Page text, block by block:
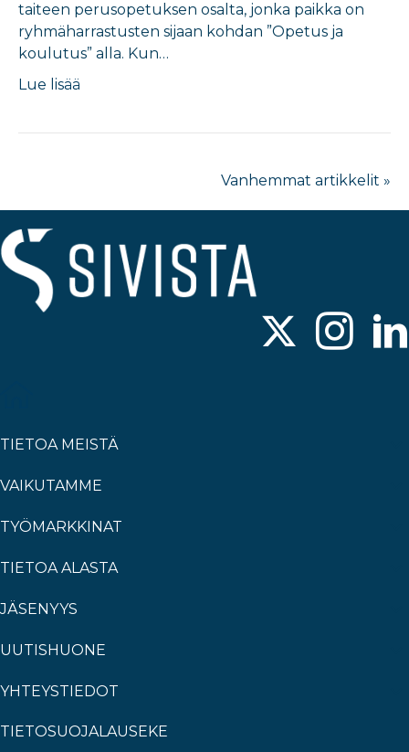
taiteen perusopetuksen osalta, jonka paikka on
ryhmäharrastusten sijaan kohdan ”Opetus ja
koulutus” alla. Kun…
Lue lisää
Vanhemmat artikkelit »
TIETOA MEISTÄ
VAIKUTAMME
TYÖMARKKINAT
TIETOA ALASTA
JÄSENYYS
UUTISHUONE
YHTEYSTIEDOT
TIETOSUOJALAUSEKE